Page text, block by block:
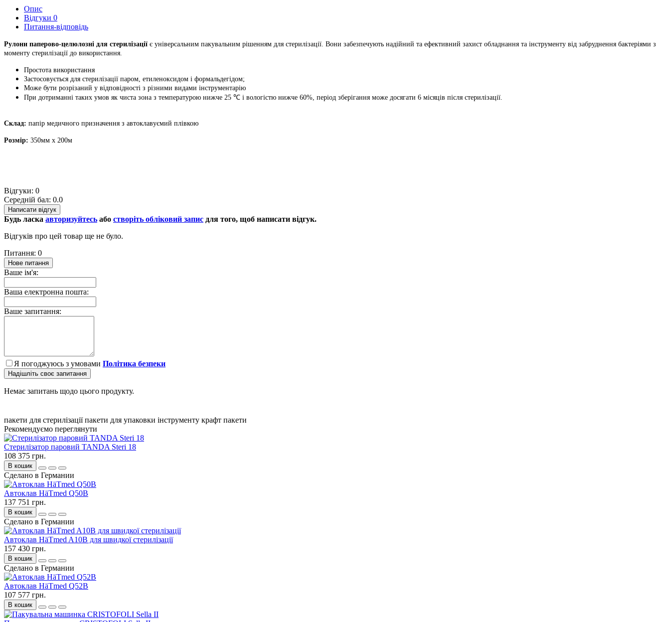
Опис
Відгуки 0
Питання-відповідь
Рулони паперово-целюлозні для стерилізації є універсальним пакувальним рішенням для стерилізації. Вони забезпечують надійний та ефективний захист обладнання та інструменту від забруднення бактеріями з
моменту стерилізації до використання.
Простота використання
Застосовується для стерилізації паром, етиленоксидом і формальдегідом;
Може бути розрізаний у відповідності з різними видами інструментарію
При дотриманні таких умов як чиста зона з температурою нижче 25 ℃ і вологістю нижче 60%, період зберігання може досягати 6 місяців після стерилізації.
Склад: папір медичного призначення з автоклавуємий плівкою
Розмір: 350мм х 200м
Відгуки: 0
Середній бал: 0.0
Написати відгук
Будь ласка авторизуйтесь або створіть обліковий запис для того, щоб написати відгук.
Відгуків про цей товар ще не було.
Питання: 0
Нове питання
Ваше ім'я:
Ваша електронна пошта:
Ваше запитання:
Я погоджуюсь з умовами Політика безпеки
Надішліть своє запитання
Немає запитань щодо цього продукту.
пакети для стерилізації пакети для упаковки інструменту крафт пакети
Рекомендуємо переглянути
Стерилізатор паровий TANDA Steri 18
108 375 грн.
В кошик
Сделано в Германии
Автоклав HäTmed Q50B
137 751 грн.
В кошик
Сделано в Германии
Автоклав HäTmed A10B для швидкої стерилізації
157 430 грн.
В кошик
Сделано в Германии
Автоклав HäTmed Q52B
107 577 грн.
В кошик